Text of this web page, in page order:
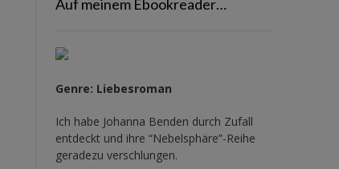
Auf meinem Ebookreader…
Genre: Liebesroman
Ich habe Johanna Benden durch Zufall
entdeckt und ihre “Nebelsphäre”-Reihe
geradezu verschlungen.